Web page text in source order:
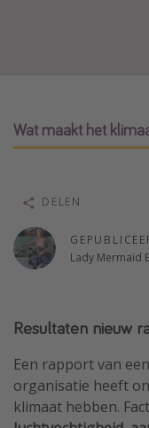
Vroegboeker
Groepsreizen
Single reizen
Zonvakanties
Rondreizen
Meer onderwerpen
Reiskalender
25 beste pretparken
Wat maakt het
Lady Mermaid
DELEN
Resultaten nieuw
Een rapport van
organisatie heeft
klimaat hebben.